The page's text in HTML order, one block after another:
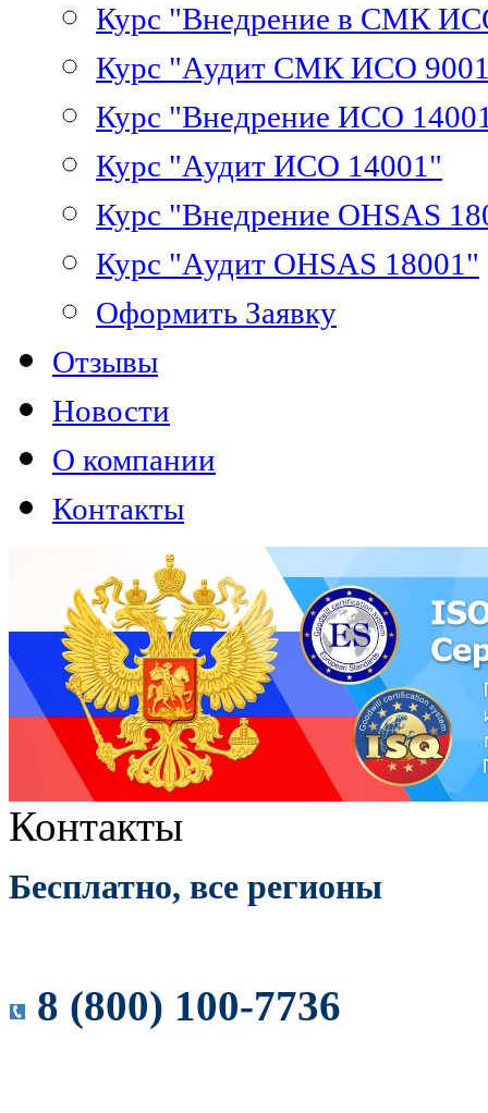
Курс "Внедрение в СМК
Курс "Аудит СМК ИСО
Курс "Внедрение ИСО
Курс "Аудит ИСО 14001"
Курс "Внедрение OHSAS
Курс "Аудит OHSAS 18001"
Оформить Заявку
Отзывы
Новости
О компании
Контакты
Контакты
Бесплатно, все регионы
8 (800) 100-7736